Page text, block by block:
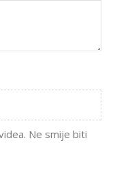
Ne smije biti